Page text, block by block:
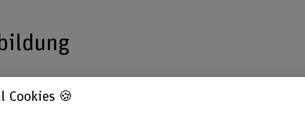
ein wichtiger Teil unserer Arbeit. Wir
ihren Projekten und Abschlussarbeiten.
Cookies 🍪